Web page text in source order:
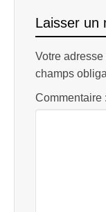
Laisser un
Votre
champs
Commentaire :